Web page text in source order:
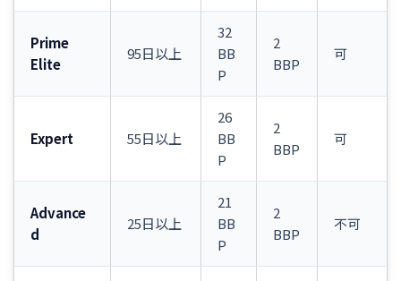
Prime
Elite
95日以上
32
BB
P
2
BBP
可
Expert 55日以上
26
BB
P
2
BBP
可
Advance
d
25日以上
21
BB
P
2
BBP
不可